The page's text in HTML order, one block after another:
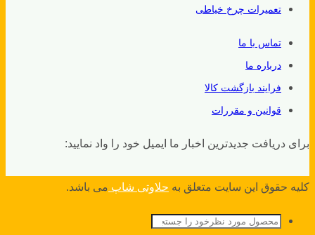
تعمیرات چرخ خیاطی
تماس با ما
درباره ما
فرایند بازگشت کالا
قوانین و مقررات
برای دریافت جدیدترین اخبار ما ایمیل خود را واد نمایید:
کلیه حقوق این سایت متعلق به حلاوتی شاپ می باشد.
جستجو